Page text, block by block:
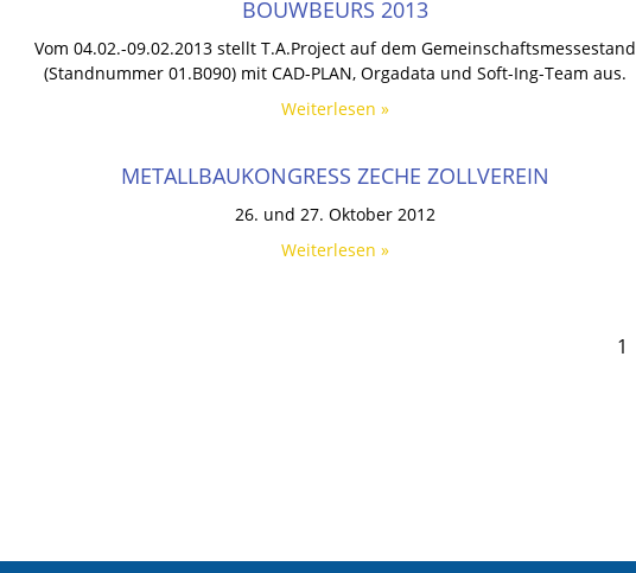
BOUWBEURS 2013
Vom 04.02.-09.02.2013 stellt T.A.Project auf dem Gemeinschaftsmessestand
(Standnummer 01.B090) mit CAD-PLAN, Orgadata und Soft-Ing-Team aus.
Weiterlesen »
METALLBAUKONGRESS ZECHE ZOLLVEREIN
26. und 27. Oktober 2012
Weiterlesen »
1